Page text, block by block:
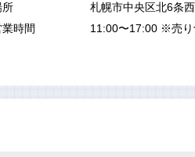
所
札幌市中央区北6条
業時間
11:00〜17:00 ※売り